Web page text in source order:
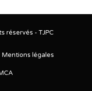
réservés - TJPC
Mentions légales